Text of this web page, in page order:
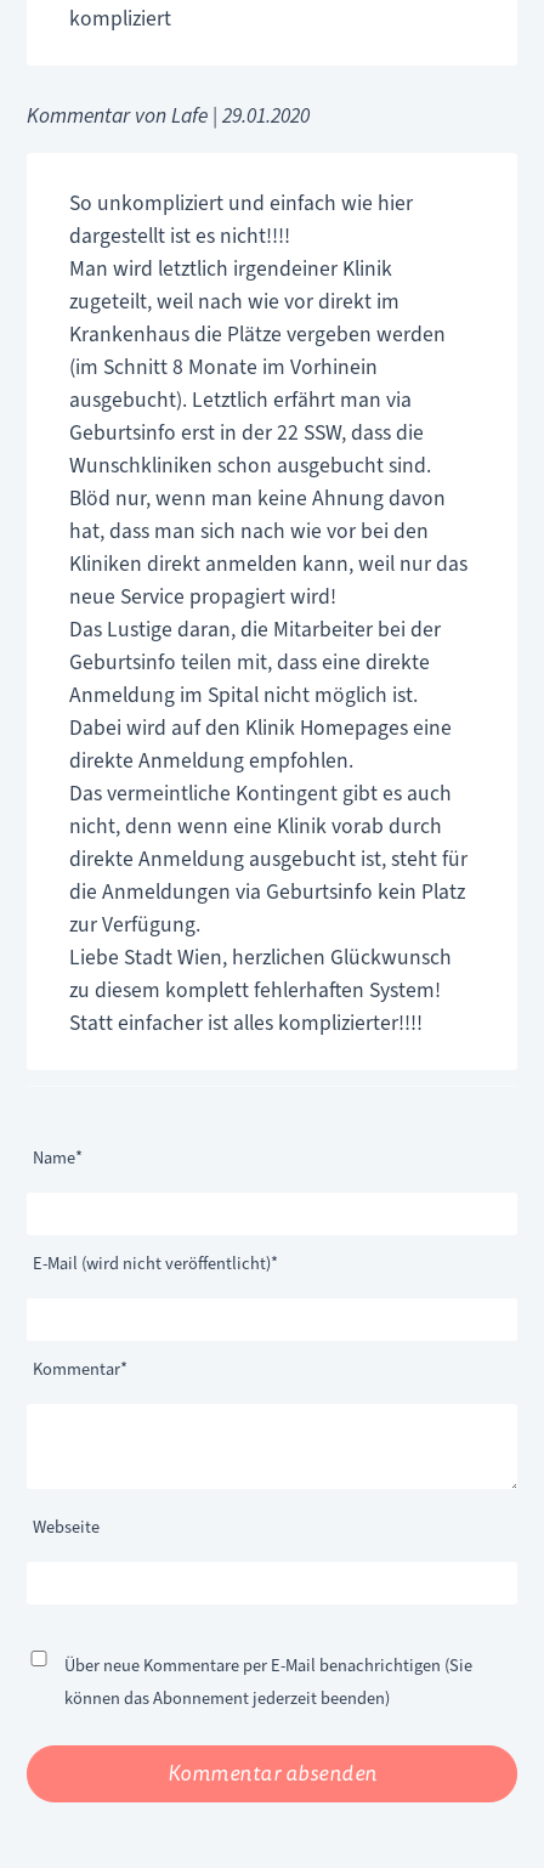
kompliziert
Kommentar von Lafe |29.01.2020
So unkompliziert und einfach wie hier
dargestellt ist es nicht!!!!
Man wird letztlich irgendeiner Klinik
zugeteilt, weil nach wie vor direkt im
Krankenhaus die Plätze vergeben werden
(im Schnitt 8 Monate im Vorhinein
ausgebucht). Letztlich erfährt man via
Geburtsinfo erst in der 22 SSW, dass die
Wunschkliniken schon ausgebucht sind.
Blöd nur, wenn man keine Ahnung davon
hat, dass man sich nach wie vor bei den
Kliniken direkt anmelden kann, weil nur das
neue Service propagiert wird!
Das Lustige daran, die Mitarbeiter bei der
Geburtsinfo teilen mit, dass eine direkte
Anmeldung im Spital nicht möglich ist.
Dabei wird auf den Klinik Homepages eine
direkte Anmeldung empfohlen.
Das vermeintliche Kontingent gibt es auch
nicht, denn wenn eine Klinik vorab durch
direkte Anmeldung ausgebucht ist, steht für
die Anmeldungen via Geburtsinfo kein Platz
zur Verfügung.
Liebe Stadt Wien, herzlichen Glückwunsch
zu diesem komplett fehlerhaften System!
Statt einfacher ist alles komplizierter!!!!
Pflichtfeld
Name*
Pflichtfeld
E-Mail (wird nicht veröffentlicht)*
Webseite
Pflichtfeld
Kommentar*
Über neue Kommentare per E-Mail benachrichtigen (Sie
können das Abonnement jederzeit beenden)
Kommentar absenden